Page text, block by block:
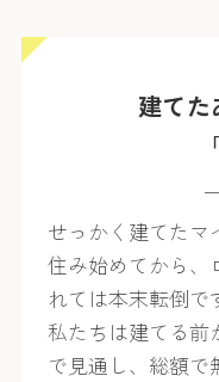
建てた
せっかく建てたマ
住み始めてから、
れては本末転倒で
私たちは建てる前
で見通し、総額で